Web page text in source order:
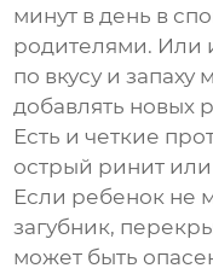
минут в день в
родителями. Или
по вкусу и запаху
добавлять новых
Есть и четкие
острый ринит
Если ребенок не
загубник,
может быть